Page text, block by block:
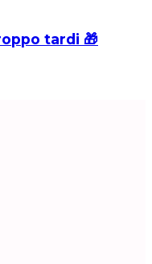
tardi 🎁